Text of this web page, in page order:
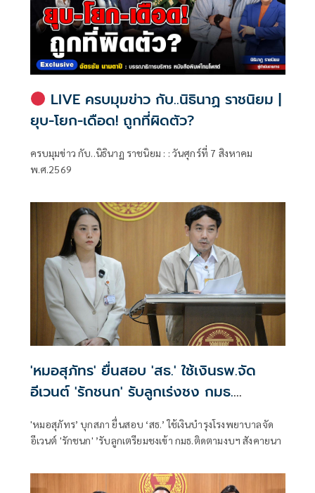
LIVE ครบมุมข่าว กับ..นิธินาฏ ราชนิยม |
ยุบ-โยก-เดือด! ถูกที่ผิดตัว?
ครบมุมข่าว กับ..นิธินาฏ ราชนิยม : : วันศุกร์ที่ 7 สิงหาคม
พ.ศ.2569
'หมอสุภัทร' ยื่นสอบ 'สธ.' ใช้เงินรพ.จัด
อีเวนต์ 'รักชนก' รับลูกเร่งชง กมธ.
'หมอสุภัทร’ บุกสภา ยื่นสอบ ‘สธ.’ ใช้เงินบำรุงโรงพยาบาลจัด
อีเวนต์ 'รักชนก' ’รับลูกเตรียมชงเข้า กมธ.ติดตามงบฯ สังคายนา